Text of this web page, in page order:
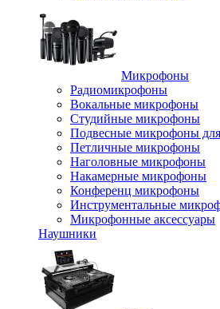
Микрофоны
Радиомикрофоны
Вокальные микрофоны
Студийные микрофоны
Подвесные микрофоны для
Петличные микрофоны
Наголовные микрофоны
Накамерные микрофоны
Конференц микрофоны
Инструментальные
Микрофонные аксессуары
Наушники